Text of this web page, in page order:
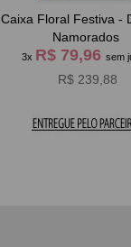
Caixa Floral Festiva -
Namorados
3x R$ 79,96sem
R$ 239,88